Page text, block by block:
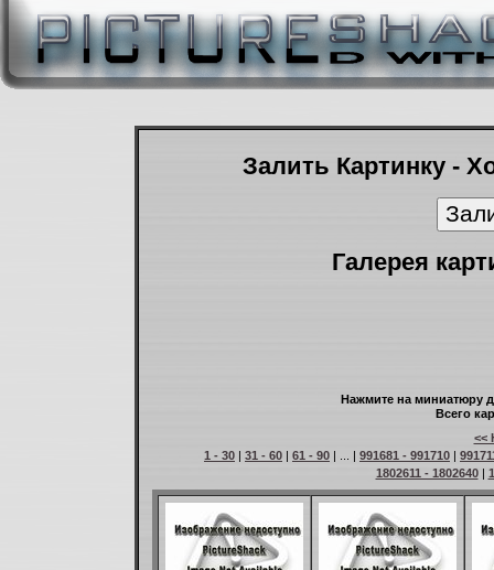
Залить Картинку -
Галерея
Нажмите на миниатюру
Всего
<<
1 - 30 | 31 - 60 | 61 - 90 | ... | 991681 - 991710 |
1802611 - 1802640|